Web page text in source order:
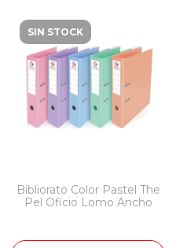
SIN STOCK
Bibliorato Color Pastel The
Pel Oficio Lomo Ancho